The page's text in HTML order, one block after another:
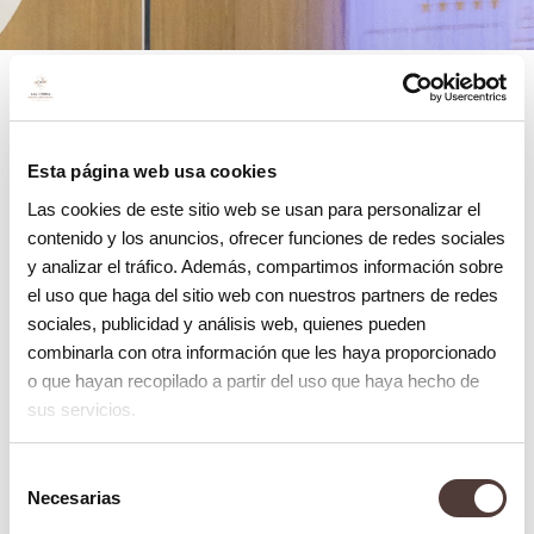
Esta página web usa cookies
Las cookies de este sitio web se usan para personalizar el
contenido y los anuncios, ofrecer funciones de redes sociales
y analizar el tráfico. Además, compartimos información sobre
el uso que haga del sitio web con nuestros partners de redes
sociales, publicidad y análisis web, quienes pueden
combinarla con otra información que les haya proporcionado
o que hayan recopilado a partir del uso que haya hecho de
sus servicios.
Necesarias
Ventajas de la tecnología Spark
Más transparente:
Los alineadores Spark son prácticamente
invisibles. En comparación con los
brackets tradicionales, este tratamiento
de ortodoncia ofrece discreción y
estética, permitiendo a los pacientes
corregir su sonrisa de manera casi